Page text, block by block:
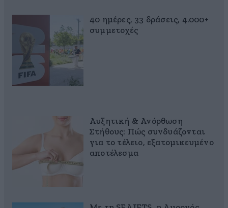
40 ημέρες, 33 δράσεις, 4.000+
συμμετοχές
Αυξητική & Ανόρθωση
Στήθους: Πώς συνδυάζονται
για το τέλειο, εξατομικευμένο
αποτέλεσμα